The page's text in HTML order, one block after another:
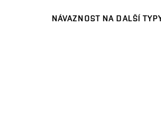
NÁVAZNOST NA DALŠÍ